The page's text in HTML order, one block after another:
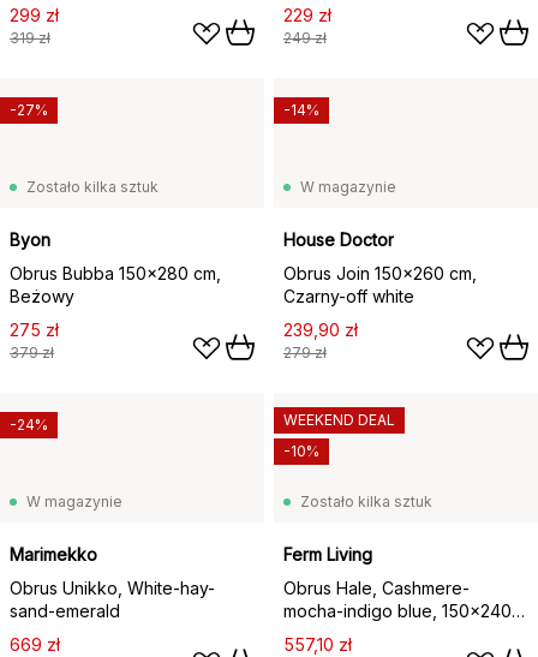
299 zł
319 zł
229 zł
249 zł
Zostało kilka sztuk
Byon
Obrus Bubba 150x280 cm,
Beżowy
275 zł
379 zł
-27%
W magazynie
House Doctor
Obrus Join 150x260 cm,
Czarny-off white
239,90 zł
279 zł
-14%
W magazynie
Marimekko
Obrus Unikko, White-hay-
sand-emerald
669 zł
-24%
Zostało kilka sztuk
Ferm Living
Obrus Hale, Cashmere-
mocha-indigo blue, 150x240
cm
557,10 zł
WEEKEND DEAL
-10%